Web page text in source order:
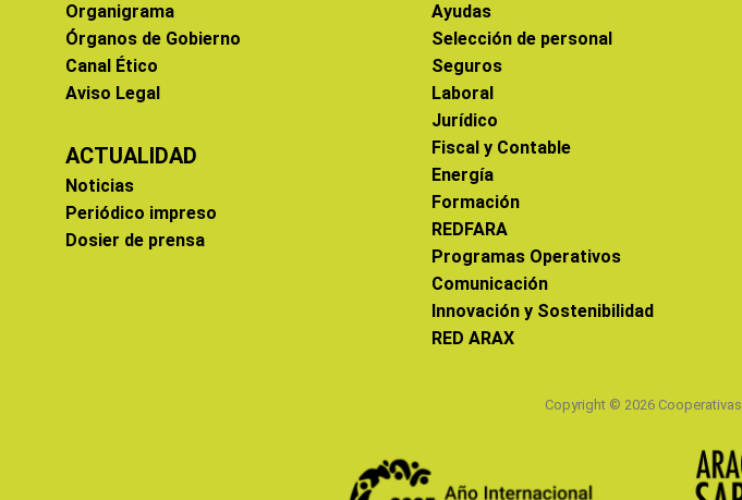
Organigrama
Órganos de Gobierno
Canal Ético
Aviso Legal
ACTUALIDAD
Noticias
Periódico impreso
Dosier de prensa
Ayudas
Selección de personal
Seguros
Laboral
Jurídico
Fiscal y Contable
Energía
Formación
REDFARA
Programas Operativos
Comunicación
Innovación y Sostenibilidad
RED ARAX
Copyright © 2026